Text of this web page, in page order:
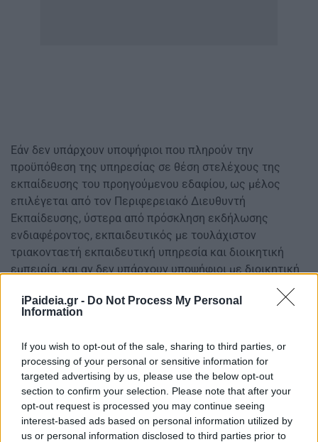
iPaideia.gr - Do Not Process My Personal
Information
If you wish to opt-out of the sale, sharing to third parties, or
processing of your personal or sensitive information for
targeted advertising by us, please use the below opt-out
section to confirm your selection. Please note that after your
opt-out request is processed you may continue seeing
interest-based ads based on personal information utilized by
us or personal information disclosed to third parties prior to
Εάν δεν υπάρχουν υποψήφιοι που πληρούν την
προϋπόθεση της υπηρεσίας σε θέση στελέχους της
εκπαίδευσης του προηγούμενου εδαφίου, ως μέλος
επιλέγεται από τον Περιφερειακό Διευθυντή
Εκπαίδευσης, ύστερα από πρόσκληση εκδήλωσης
ενδιαφέροντος, εκπαιδευτικός με τουλάχιστον
τριακονταετή εκπαιδευτική υπηρεσία και διοικητική
εμπειρία, και αν δεν υπάρχουν υποψήφιοι με διοικητική
εμπειρία, ο υποψήφιος με τη μεγαλύτερη εκπαιδευτική
υπηρεσία. Αν δεν εκδηλωθεί ενδιαφέρον από
υποψηφίους, ως μέλος της περ. β) ορίζεται
εκπαιδευτική υπηρεσία που υπηρετεί με οργανική θέση
σε Διεύθυνση Εκπαίδευσης της οικείας Περιφερειακής
Διεύθυνσης Εκπαίδευσης.
Τα μέλη της περ. γ) επιλέγονται με τους αναπληρωτές
τους από τον Περιφερειακό Διευθυντή Εκπαίδευσης,